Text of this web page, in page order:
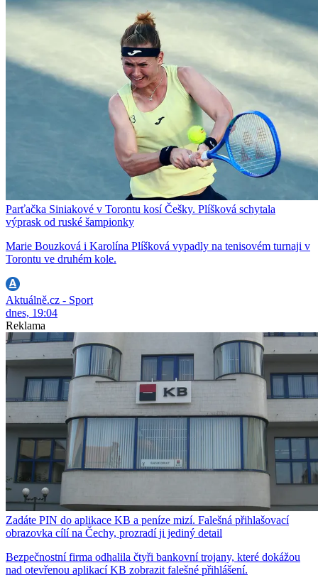
Parťačka Siniakové v Torontu kosí Češky. Plíšková schytala
výprask od ruské šampionky
Marie Bouzková i Karolína Plíšková vypadly na tenisovém turnaji v
Torontu ve druhém kole.
Aktuálně.cz - Sport
dnes, 19:04
Reklama
Zadáte PIN do aplikace KB a peníze mizí. Falešná přihlašovací
obrazovka cílí na Čechy, prozradí ji jediný detail
Bezpečnostní firma odhalila čtyři bankovní trojany, které dokážou
nad otevřenou aplikací KB zobrazit falešné přihlášení.